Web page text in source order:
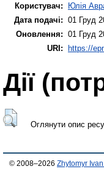
Користувач:
Юлія
Дата подачі: 01 Груд
Оновлення: 01 Груд
URI:
https://
Дії
Оглянути опис
© 2008–2026 Zhytomyr